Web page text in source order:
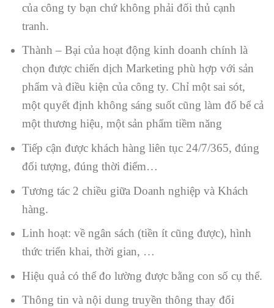
của công ty bạn chứ không phải đối thủ cạnh
tranh.
Thành – Bại của hoạt động kinh doanh chính là
chọn được chiến dịch Marketing phù hợp với sản
phẩm và điều kiện của công ty. Chỉ một sai sót,
một quyết định không sáng suốt cũng làm đổ bể cả
một thương hiệu, một sản phẩm tiềm năng
Tiếp cận được khách hàng liên tục 24/7/365, đúng
đối tượng, đúng thời điểm…
Tương tác 2 chiều giữa Doanh nghiệp và Khách
hàng.
Linh hoạt: về ngân sách (tiền ít cũng được), hình
thức triển khai, thời gian, …
Hiệu quả có thể đo lường được bằng con số cụ thể.
Thông tin và nội dung truyền thông thay đổi